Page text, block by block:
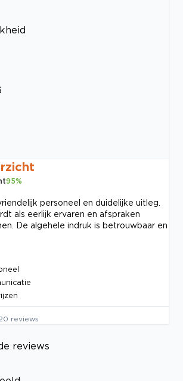
95%
personeel en duidelijke uitleg.
als eerlijk ervaren en afspraken
De algehele indruk is betrouwbaar en
reviews
reviews